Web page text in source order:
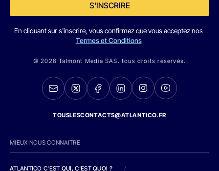
S'INSCRIRE
En cliquant sur s'inscrire, vous confirmez que vous acceptez nos
Termes et Conditions
© 2026 Talmont Media SAS. tous droits réservés.
TOUSLESCONTACTS@ATLANTICO.FR
MIEUX NOUS CONNAITRE
ATLANTICO C'EST QUI, C'EST QUOI ?
/